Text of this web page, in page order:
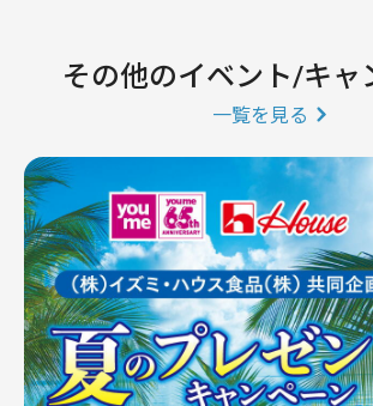
その他のイベント/キャ
一覧を見る